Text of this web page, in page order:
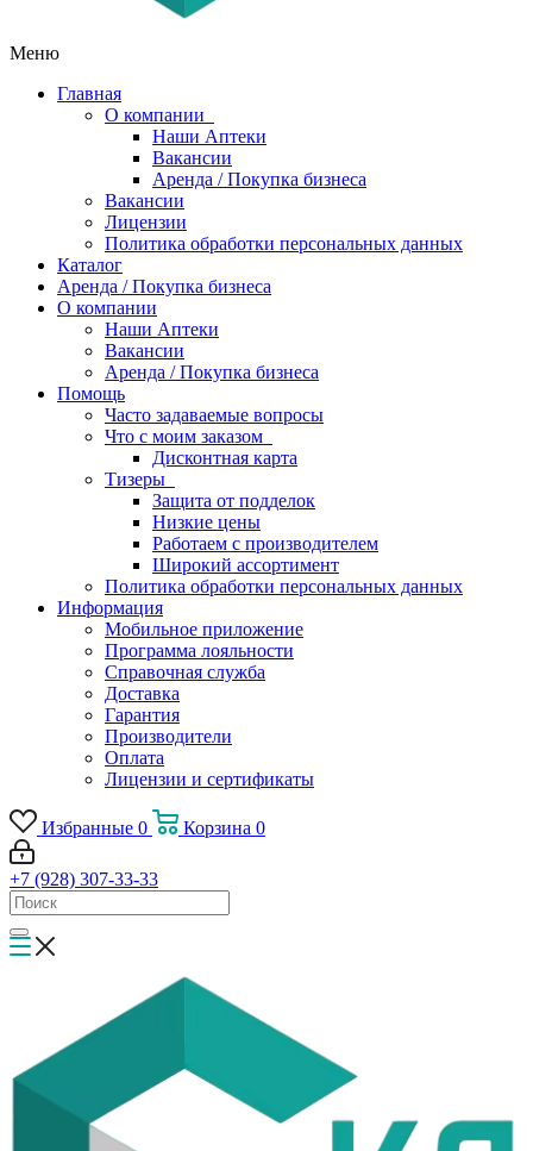
Меню
Главная
О компании
Наши Аптеки
Вакансии
Аренда / Покупка бизнеса
Вакансии
Лицензии
Политика обработки персональных данных
Каталог
Аренда / Покупка бизнеса
О компании
Наши Аптеки
Вакансии
Аренда / Покупка бизнеса
Помощь
Часто задаваемые вопросы
Что с моим заказом
Дисконтная карта
Тизеры
Защита от подделок
Низкие цены
Работаем с производителем
Широкий ассортимент
Политика обработки персональных данных
Информация
Мобильное приложение
Программа лояльности
Справочная служба
Доставка
Гарантия
Производители
Оплата
Лицензии и сертификаты
Избранные 0 Корзина 0
+7 (928) 307-33-33